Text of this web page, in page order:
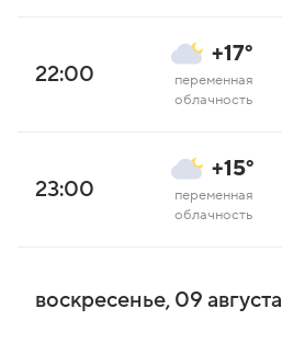
22:00
+17°
переменная
облачность
23:00
+15°
переменная
облачность
воскресенье, 09 августа